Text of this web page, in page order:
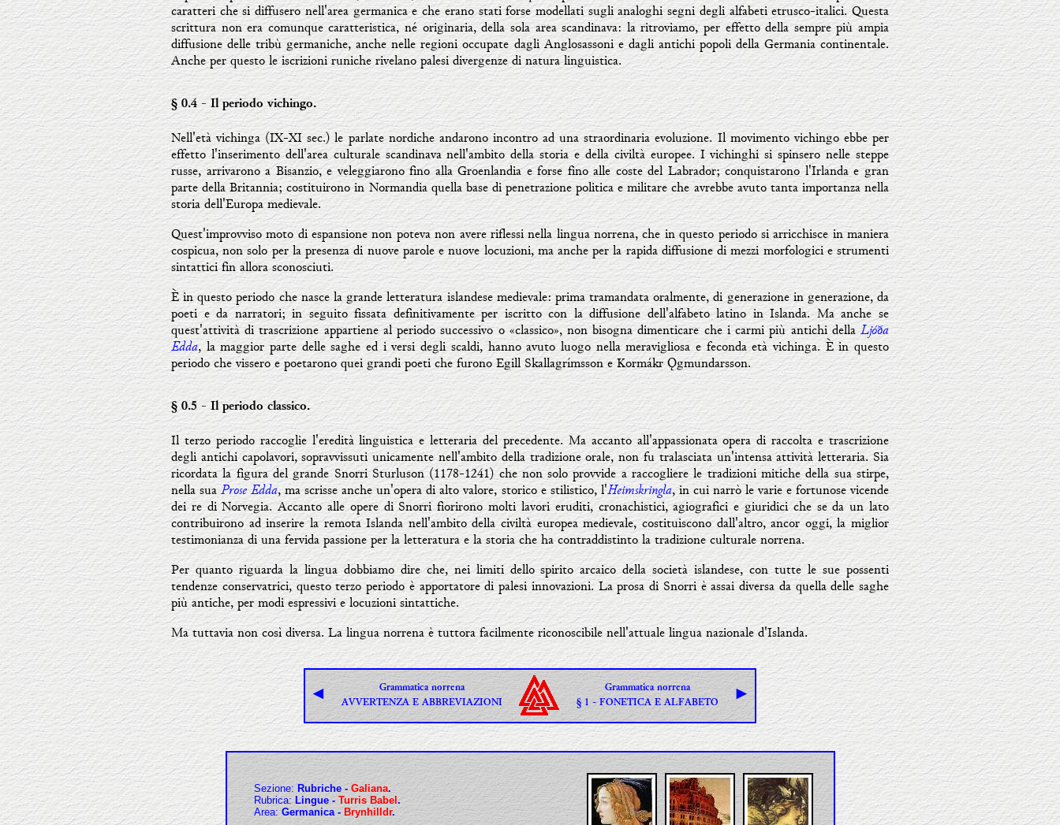
caratteri che si diffusero nell'area germanica e che erano stati forse modellati sugli analoghi segni degli alfabeti etrusco-italici. Questa
scrittura non era comunque caratteristica, né originaria, della sola area scandinava: la ritroviamo, per effetto della sempre più ampia
diffusione delle tribù germaniche, anche nelle regioni occupate dagli Anglosassoni e dagli antichi popoli della Germania continentale.
Anche per questo le iscrizioni runiche rivelano palesi divergenze di natura linguistica.
§ 0.4 - Il periodo vichingo.
Nell'età vichinga (IX-XI sec.) le parlate nordiche andarono incontro ad una straordinaria evoluzione. Il movimento vichingo ebbe per
effetto l'inserimento dell'area culturale scandinava nell'ambito della storia e della civiltà europee. I vichinghi si spinsero nelle steppe
russe, arrivarono a Bisanzio, e veleggiarono fino alla Groenlandia e forse fino alle coste del Labrador; conquistarono l'Irlanda e gran
parte della Britannia; costituirono in Normandia quella base di penetrazione politica e militare che avrebbe avuto tanta importanza nella
storia dell'Europa medievale.
Quest'improvviso moto di espansione non poteva non avere riflessi nella lingua norrena, che in questo periodo si arricchisce in maniera
cospicua, non solo per la presenza di nuove parole e nuove locuzioni, ma anche per la rapida diffusione di mezzi morfologici e strumenti
sintattici fin allora sconosciuti.
È in questo periodo che nasce la grande letteratura islandese medievale: prima tramandata oralmente, di generazione in generazione, da
poeti e da narratori; in seguito fissata definitivamente per iscritto con la diffusione dell'alfabeto latino in Islanda. Ma anche se
quest'attività di trascrizione appartiene al periodo successivo o «classico», non bisogna dimenticare che i carmi più antichi dellaLjóða
Edda, la maggior parte delle saghe ed i versi degli scaldi, hanno avuto luogo nella meravigliosa e feconda età vichinga. È in questo
periodo che vissero e poetarono quei grandi poeti che furono Egill Skallagrímsson e Kormákr Ǫgmundarsson.
§ 0.5 - Il periodo classico.
Il terzo periodo raccoglie l'eredità linguistica e letteraria del precedente. Ma accanto all'appassionata opera di raccolta e trascrizione
degli antichi capolavori, sopravvissuti unicamente nell'ambito della tradizione orale, non fu tralasciata un'intensa attività letteraria. Sia
ricordata la figura del grande Snorri Sturluson (1178-1241) che non solo provvide a raccogliere le tradizioni mitiche della sua stirpe,
nella suaProse Edda, ma scrisse anche un'opera di alto valore, storico e stilistico, l'Heimskringla, in cui narrò le varie e fortunose vicende
dei re di Norvegia. Accanto alle opere di Snorri fiorirono molti lavori eruditi, cronachistici, agiografici e giuridici che se da un lato
contribuirono ad inserire la remota Islanda nell'ambito della civiltà europea medievale, costituiscono dall'altro, ancor oggi, la miglior
testimonianza di una fervida passione per la letteratura e la storia che ha contraddistinto la tradizione culturale norrena.
Per quanto riguarda la lingua dobbiamo dire che, nei limiti dello spirito arcaico della società islandese, con tutte le sue possenti
tendenze conservatrici, questo terzo periodo è apportatore di palesi innovazioni. La prosa di Snorri è assai diversa da quella delle saghe
più antiche, per modi espressivi e locuzioni sintattiche.
Ma tuttavia non così diversa. La lingua norrena è tuttora facilmente riconoscibile nell'attuale lingua nazionale d'Islanda.
◄
Grammatica norrena
AVVERTENZA E ABBREVIAZIONI
Grammatica norrena
§ 1 - FONETICA E ALFABETO
►
Sezione: Rubriche - Galiana.
Rubrica:Lingue- Turris Babel .
Area: Germanica - Brynhilldr.